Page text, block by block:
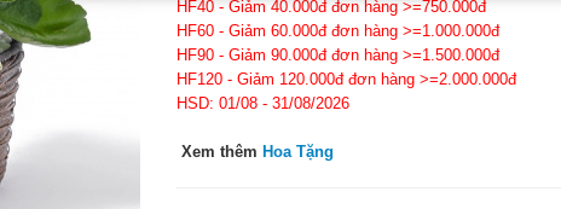
HF40 - Giảm 40.000đ đơn hàng >=750.000đ
HF60 - Giảm 60.000đ đơn hàng >=1.000.000đ
HF90 - Giảm 90.000đ đơn hàng >=1.500.000đ
HF120 - Giảm 120.000đ đơn hàng >=2.000.000đ
HSD: 01/08 - 31/08/2026
Xem thêm Hoa Tặng